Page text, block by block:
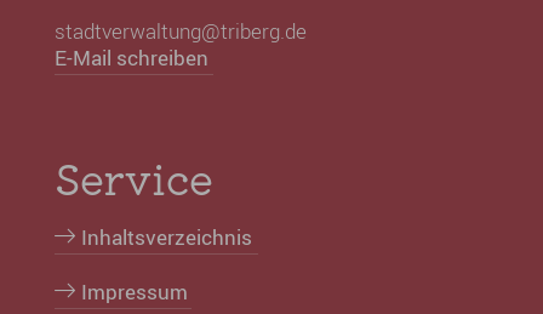
stadtverwaltung@triberg.de
E-Mail schreiben
Service
Inhaltsverzeichnis
Impressum